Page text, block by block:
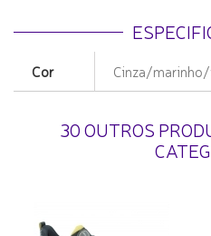
Cor Cinza/
30 OUTROS